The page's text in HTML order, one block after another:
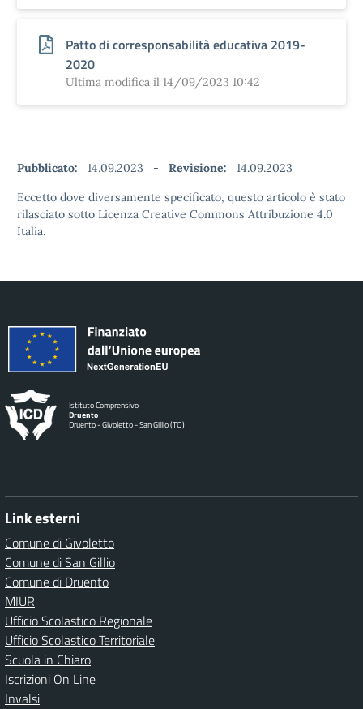
Patto di corresponsabilità educativa 2019-
2020
Ultima modifica il 14/09/2023 10:42
Pubblicato: 14.09.2023 - Revisione:
14.09.2023
Eccetto dove diversamente specificato, questo articolo è stato
rilasciato sotto Licenza Creative Commons Attribuzione 4.0
Italia.
Istituto Comprensivo
Druento
Druento - Givoletto - San Gillio (TO)
Link esterni
Comune di Givoletto
Comune di San Gillio
Comune di Druento
MIUR
Ufficio Scolastico Regionale
Ufficio Scolastico Territoriale
Scuola in Chiaro
Iscrizioni On Line
Invalsi